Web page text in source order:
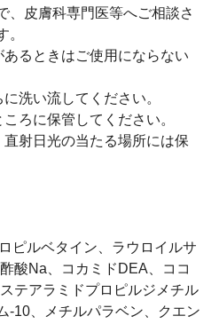
、皮膚科専門医等へご相談さ
。
るときはご使用にならない
洗い流してください。
ろに保管してください。
射日光の当たる場所には保
ピルベタイン、ラウロイルサ
酸Na、コカミドDEA、ココ
テアラミドプロピルジメチル
-10、メチルパラベン、クエン